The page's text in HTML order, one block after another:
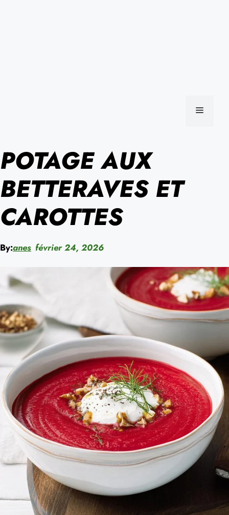
MENU
POTAGE AUX
BETTERAVES ET
CAROTTES
By:anes février 24, 2026